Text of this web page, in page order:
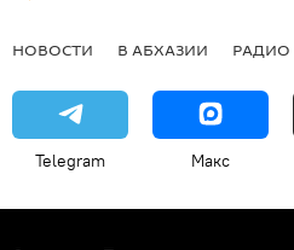
НОВОСТИ В АБХАЗИИ РАДИО
Telegram Макс